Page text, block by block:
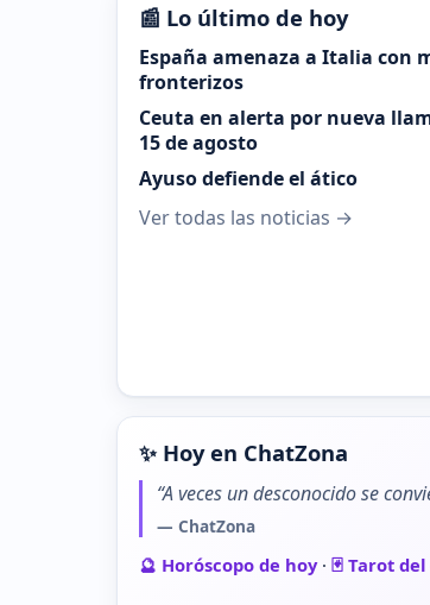
📰 Lo último de hoy
España amenaza a Italia con
fronterizos
Ceuta en alerta por nueva
15 de agosto
Ayuso defiende el ático
Ver todas las noticias →
✨ Hoy en ChatZona
“A veces un desconocido se
— ChatZona
🔮 Horóscopo de hoy· 🃏 Tarot